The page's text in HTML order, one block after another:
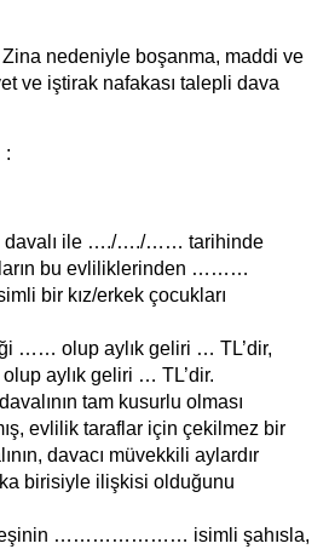
Zina nedeniyle boşanma, maddi ve
ve iştirak nafakası talepli dava
davalı ile …./…./…… tarihinde
bu evliliklerinden ………
bir kız/erkek çocukları
…… olup aylık geliri … TL’dir,
aylık geliri … TL’dir.
tam kusurlu olması
evlilik taraflar için çekilmez bir
davacı müvekkili aylardır
birisiyle ilişkisi olduğunu
eşinin ………………… isimli şahısla,